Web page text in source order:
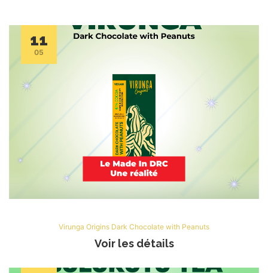
Virunga Origins Dark Chocolate with Peanuts
Voir les détails
11
05